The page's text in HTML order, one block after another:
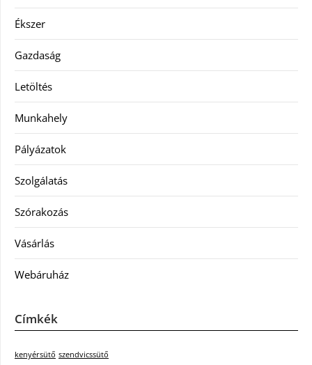
Ékszer
Gazdaság
Letöltés
Munkahely
Pályázatok
Szolgálatás
Szórakozás
Vásárlás
Webáruház
Címkék
kenyérsütő szendvicssütő